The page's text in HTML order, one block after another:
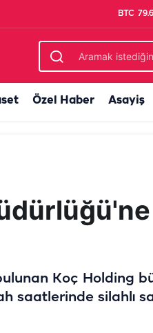
BTC
Özel Haber Asayiş
Koç Holding
saatlerinde silahlı